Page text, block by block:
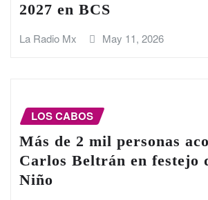
2027 en BCS
La Radio Mx May 11, 2026
LOS CABOS
Más de 2 mil personas
Carlos Beltrán en festejo
Niño